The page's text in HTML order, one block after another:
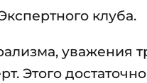
клуба.
уважения
Этого